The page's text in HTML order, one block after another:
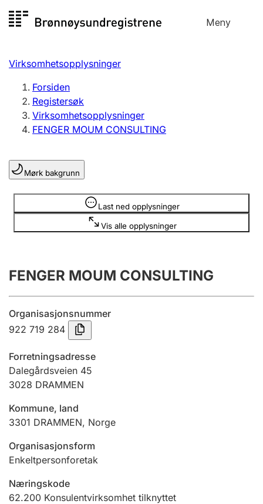
til
Meny
Registersøk
Aksjeselskap
Enkeltpersonforetak
Registrere, endre, slette
Lag og forening
Registrere, endre, slette
Årsregnskap
Innsending og forsinkelsesgebyr
Tinglysing
Jeger
Ektepaktveileder
Offentlig sektor
Virksomhetsopplysninger
Forsiden
Registersøk
Virksomhetsopplysninger
FENGER MOUM CONSULTING
Mørk bakgrunn
Last ned opplysninger
Vis alle opplysninger
Opplysninger er skjult
FENGER MOUM CONSULTING
Organisasjonsnummer
922 719 284
Forretningsadresse
Dalegårdsveien 45
3028 DRAMMEN
Kommune, land
3301 DRAMMEN, Norge
Organisasjonsform
Enkeltpersonforetak
Næringskode
62.200 Konsulentvirksomhet tilknyttet